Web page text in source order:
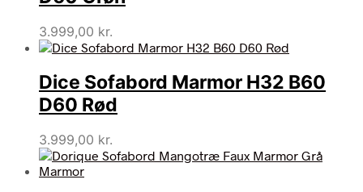
3.999,00 kr.
Dice Sofabord Marmor H32 B60
D60 Rød
3.999,00 kr.